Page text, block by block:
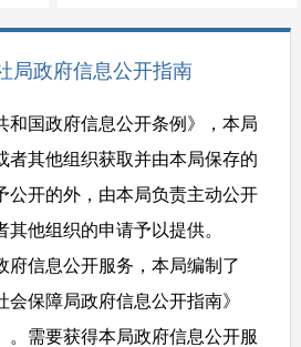
局政府信息公开指南
国政府信息公开条例》，本局
者其他组织获取并由本局保存的
公开的外，由本局负责主动公开
他组织的申请予以提供。
信息公开服务，本局编制了
会保障局政府信息公开指南》
。需要获得本局政府信息公开服